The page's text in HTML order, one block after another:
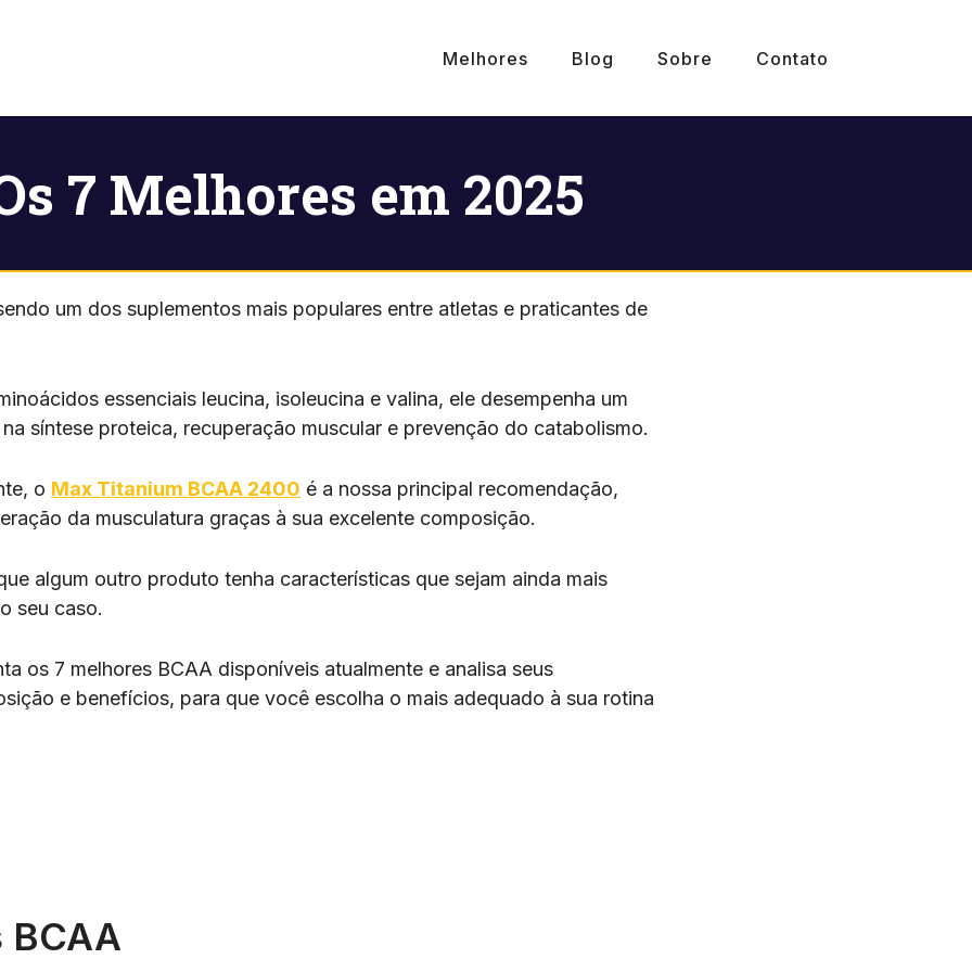
Melhores Blog Sobre Contato
7 Melhores em 2025
um dos suplementos mais populares entre atletas e praticantes de
essenciais leucina, isoleucina e valina, ele desempenha um
síntese proteica, recuperação muscular e prevenção do catabolismo.
o Max Titanium BCAA 2400 é a nossa principal recomendação,
da musculatura graças à sua excelente composição.
algum outro produto tenha características que sejam ainda mais
seu caso.
os 7 melhores BCAA disponíveis atualmente e analisa seus
e benefícios, para que você escolha o mais adequado à sua rotina